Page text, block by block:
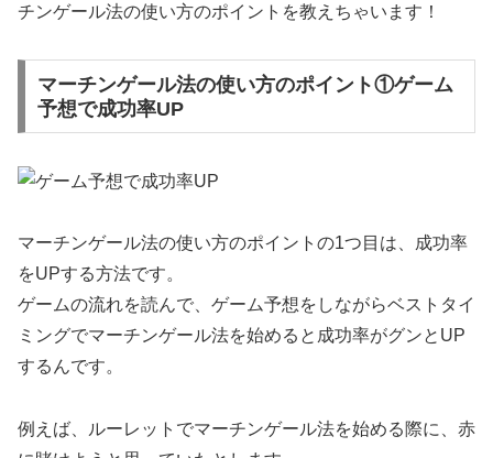
チンゲール法の使い方のポイントを教えちゃいます！
マーチンゲール法の使い方のポイント①ゲーム
予想で成功率UP
マーチンゲール法の使い方のポイントの1つ目は、成功率
をUPする方法です。
ゲームの流れを読んで、ゲーム予想をしながらベストタイ
ミングでマーチンゲール法を始めると成功率がグンとUP
するんです。
例えば、ルーレットでマーチンゲール法を始める際に、赤